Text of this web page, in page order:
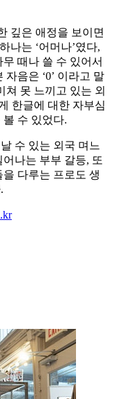
깊은 애정을 보이면
나는 ‘어머나’였다,
때나 쓸 수 있어서
음은 ‘0’ 이라고 말
쳐 못 느끼고 있는 외
한글에 대한 자부심
수 있었다.
수 있는 외국 며느
나는 부부 갈등, 또
다루는 프로도 생